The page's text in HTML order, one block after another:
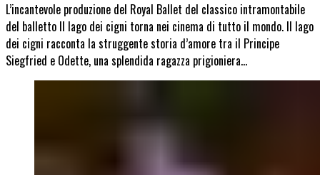
L’incantevole produzione del Royal Ballet del classico intramontabile
del balletto Il lago dei cigni torna nei cinema di tutto il mondo. Il lago
dei cigni racconta la struggente storia d’amore tra il Principe
Siegfried e Odette, una splendida ragazza prigioniera…